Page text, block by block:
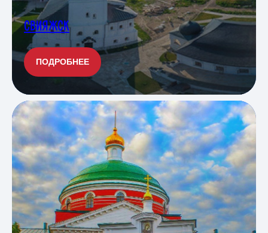
СВИЯЖСК
ПОДРОБНЕЕ